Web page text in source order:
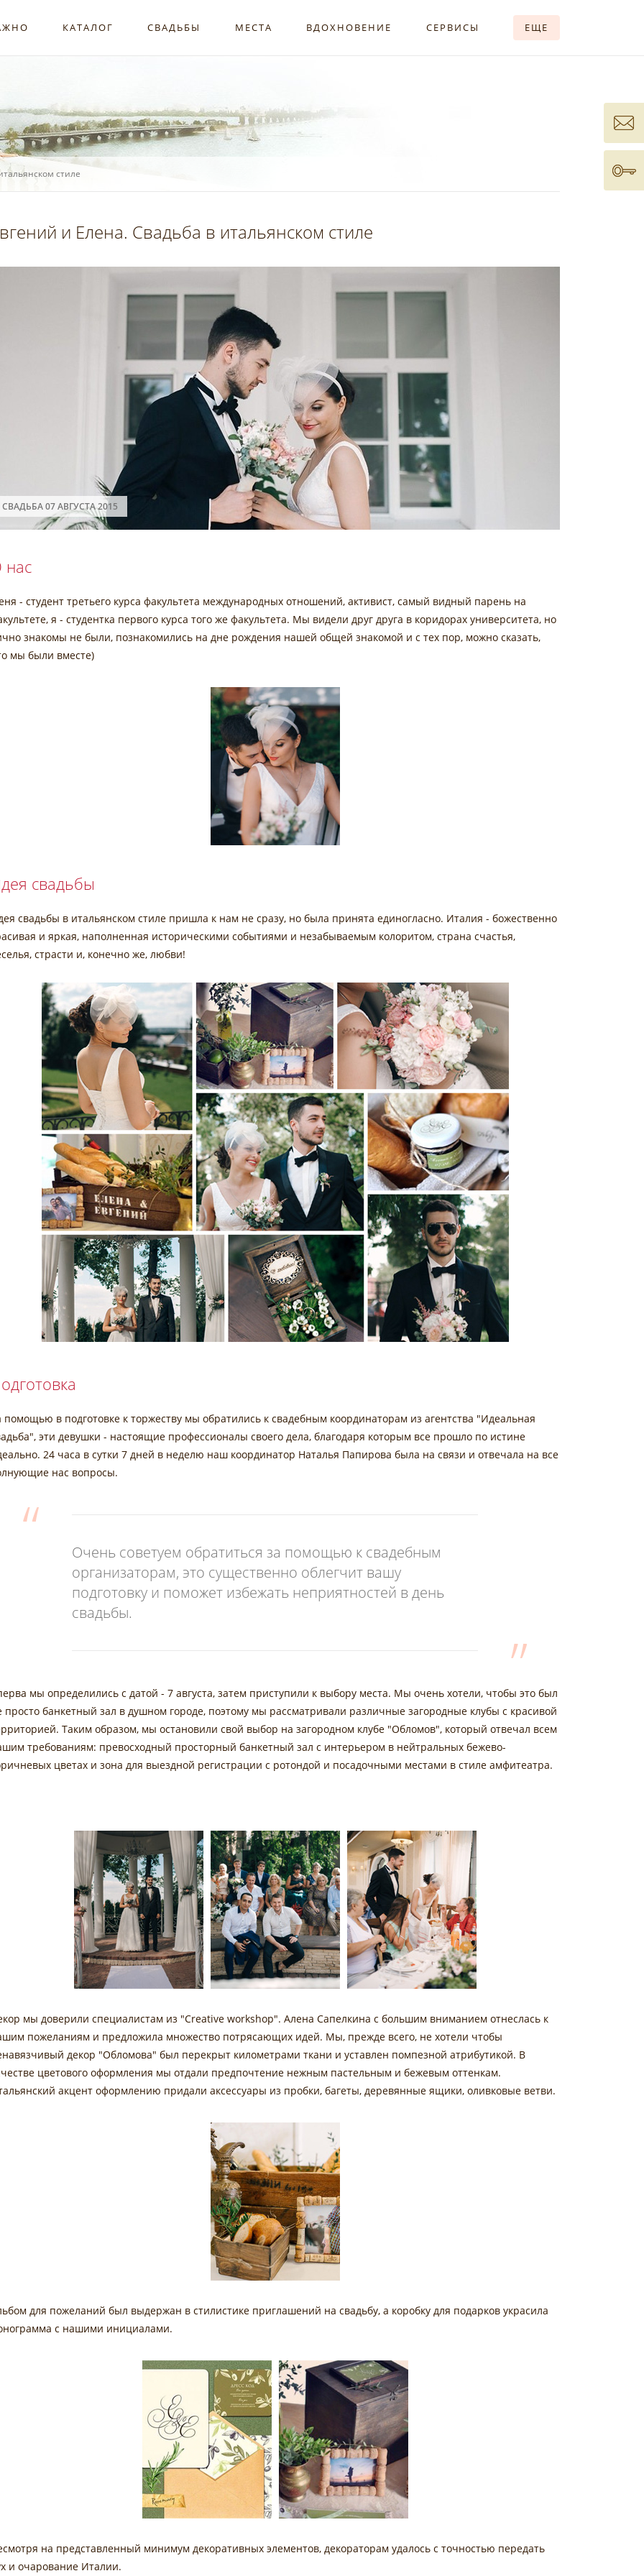
КАТАЛОГ СВАДЬБЫ МЕСТА ВДОХНОВЕНИЕ СЕРВИСЫ ЕЩЕ
стиле
и Елена. Свадьба в итальянском стиле
СВАДЬБА 07 АВГУСТА 2015
нас
- студент третьего курса факультета международных отношений, активист, самый видный парень на
я - студентка первого курса того же факультета. Мы видели друг друга в коридорах университета, но
знакомы не были, познакомились на дне рождения нашей общей знакомой и с тех пор, можно сказать,
мы были вместе)
свадьбы
свадьбы в итальянском стиле пришла к нам не сразу, но была принята единогласно. Италия - божественно
и яркая, наполненная историческими событиями и незабываемым колоритом, страна счастья,
страсти и, конечно же, любви!
помощью в подготовке к торжеству мы обратились к свадебным координаторам из агентства "Идеальная
эти девушки - настоящие профессионалы своего дела, благодаря которым все прошло по истине
24 часа в сутки 7 дней в неделю наш координатор Наталья Папирова была на связи и отвечала на все
нас вопросы.
Очень советуем обратиться за помощью к свадебным
организаторам, это существенно облегчит вашу
подготовку и поможет избежать неприятностей в день
свадьбы.
мы определились с датой - 7 августа, затем приступили к выбору места. Мы очень хотели, чтобы это был
просто банкетный зал в душном городе, поэтому мы рассматривали различные загородные клубы с красивой
Таким образом, мы остановили свой выбор на загородном клубе "Обломов", который отвечал всем
требованиям: превосходный просторный банкетный зал с интерьером в нейтральных бежево-
цветах и зона для выездной регистрации с ротондой и посадочными местами в стиле амфитеатра.
мы доверили специалистам из "Creative workshop". Алена Сапелкина с большим вниманием отнеслась к
пожеланиям и предложила множество потрясающих идей. Мы, прежде всего, не хотели чтобы
декор "Обломова" был перекрыт километрами ткани и уставлен помпезной атрибутикой. В
цветового оформления мы отдали предпочтение нежным пастельным и бежевым оттенкам.
акцент оформлению придали аксессуары из пробки, багеты, деревянные ящики, оливковые ветви.
для пожеланий был выдержан в стилистике приглашений на свадьбу, а коробку для подарков украсила
с нашими инициалами.
на представленный минимум декоративных элементов, декораторам удалось с точностью передать
и очарование Италии.